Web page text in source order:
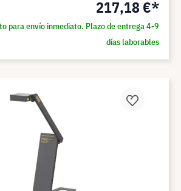
217,18 €*
para envío inmediato. Plazo de entrega 4-9
días laborables